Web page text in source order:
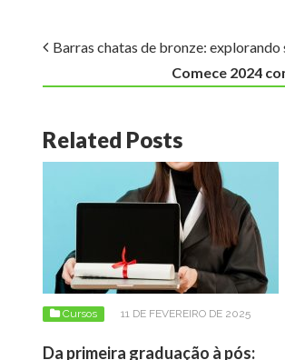
Barras chatas de bronze: explorando
Comece 2024
Related Posts
Cursos 11 DE FEVEREIRO DE 2025
Da primeira graduação à pós: